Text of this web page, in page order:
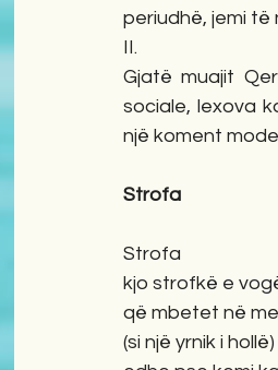
periudhë, jemi të
II.
Gjatë muajit
sociale, lexova
një koment
Strofa
Strofa
kjo strofkë e
që mbetet në
(si një yrnik i hollë)